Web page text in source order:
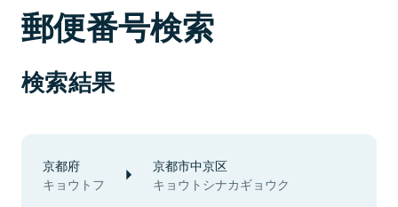
郵便番号検索
検索結果
京都府
キョウトフ
京都市中京区
キョウトシナカギョウク